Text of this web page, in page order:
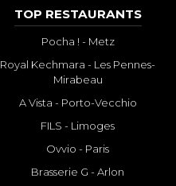
TOP RESTAURANTS
Pocha ! - Metz
Royal Kechmara - Les Pennes-
Mirabeau
A Vista - Porto-Vecchio
FILS - Limoges
Ovvio - Paris
Brasserie G - Arlon